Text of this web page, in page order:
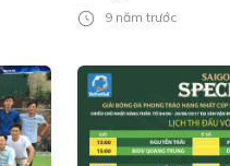
9 năm trước